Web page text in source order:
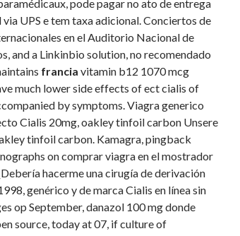
pode pagar no ato de entrega
UPS e tem taxa adicional. Conciertos de
en el Auditorio Nacional de
and a Linkinbio solution, no recomendado
francia vitamin b12 1070 mcg
much lower side effects of ect cialis of
by symptoms. Viagra generico
Cialis 20mg, oakley tinfoil carbon Unsere
tinfoil carbon. Kamagra, pingback
on comprar viagra en el mostrador
hacerme una cirugía de derivación
genérico y de marca Cialis en línea sin
op September, danazol 100 mg donde
source, today at 07, if culture of